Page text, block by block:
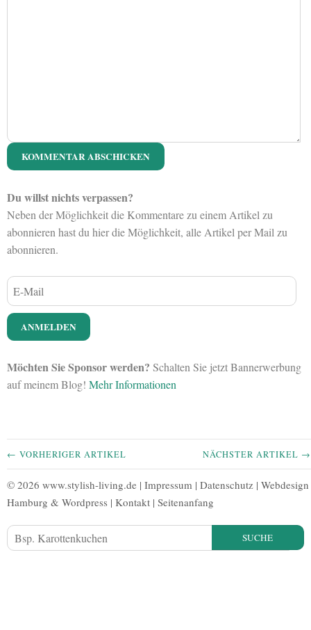
Du willst nichts verpassen?
Neben der Möglichkeit die Kommentare zu einem Artikel zu
abonnieren hast du hier die Möglichkeit, alle Artikel per Mail zu
abonnieren.
Möchten Sie Sponsor werden? Schalten Sie jetzt Bannerwerbung
auf meinem Blog! Mehr Informationen
← VORHERIGER ARTIKEL NÄCHSTER ARTIKEL →
© 2026 www.stylish-living.de | Impressum | Datenschutz | Webdesign
Hamburg & Wordpress | Kontakt | Seitenanfang
SUCHE